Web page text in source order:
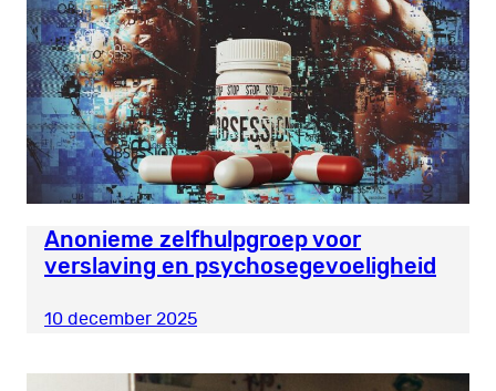
Anonieme zelfhulpgroep voor
verslaving en psychosegevoeligheid
10 december 2025